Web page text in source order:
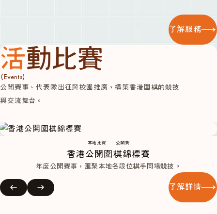
了解服務
活動比賽
(Events)
公開賽事、代表隊出征與校園推廣，構築香港圍棋的競技
與交流舞台。
本地比賽 公開賽
香港公開圍棋錦標賽
年度公開賽事，匯聚本地各段位棋手同場競技。
了解詳情